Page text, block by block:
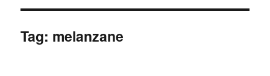
Tag: melanzane